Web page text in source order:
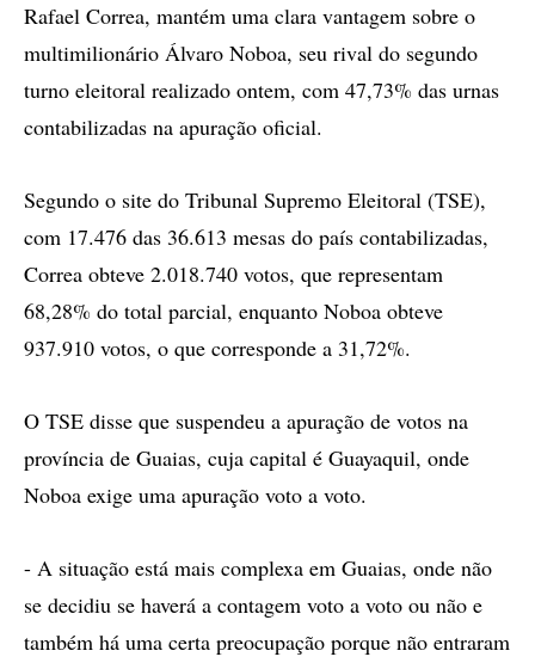
Rafael Correa, mantém uma clara vantagem sobre o
multimilionário Álvaro Noboa, seu rival do segundo
turno eleitoral realizado ontem, com 47,73% das urnas
contabilizadas na apuração oficial.
Segundo o site do Tribunal Supremo Eleitoral (TSE),
com 17.476 das 36.613 mesas do país contabilizadas,
Correa obteve 2.018.740 votos, que representam
68,28% do total parcial, enquanto Noboa obteve
937.910 votos, o que corresponde a 31,72%.
O TSE disse que suspendeu a apuração de votos na
província de Guaias, cuja capital é Guayaquil, onde
Noboa exige uma apuração voto a voto.
- A situação está mais complexa em Guaias, onde não
se decidiu se haverá a contagem voto a voto ou não e
também há uma certa preocupação porque não entraram